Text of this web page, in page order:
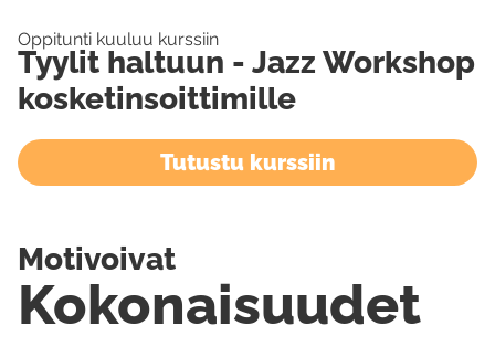
Oppitunti kuuluu kurssiin
Tyylit haltuun - Jazz Workshop
kosketinsoittimille
Tutustu kurssiin
Kokonaisuudet
Motivoivat